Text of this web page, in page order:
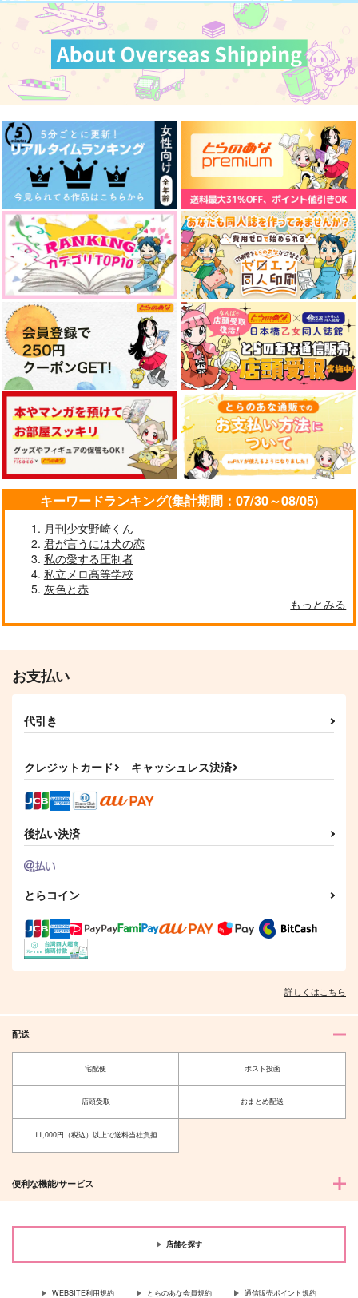
キーワードランキング(集計期間：07/30～08/05)
月刊少女野崎くん
君が言うには犬の恋
私の愛する圧制者
私立メロ高等学校
灰色と赤
もっとみる
お支払い
代引き
クレジットカード キャッシュレス決済
後払い決済
とらコイン
詳しくはこちら
配送
宅配便 ポスト投函
店頭受取 おまとめ配送
11,000円（税込）以上で送料当社負担
便利な機能/サービス
店舗を探す
WEBSITE利用規約 とらのあな会員規約 通信販売ポイント規約